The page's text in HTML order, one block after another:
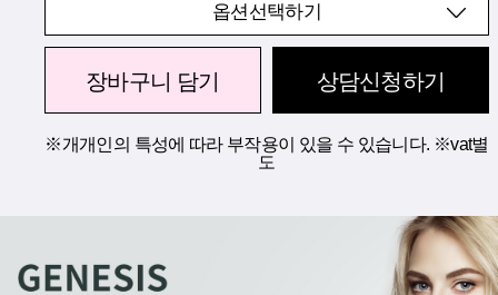
옵션선택하기
장바구니 담기 상담신청하기
※개개인의 특성에 따라 부작용이 있을 수 있습니다. ※vat별
도